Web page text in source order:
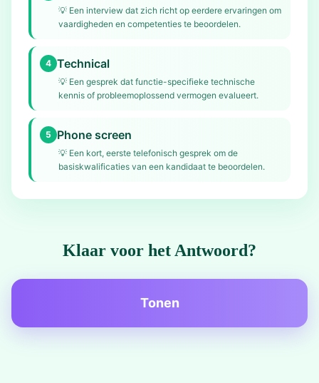
💡 Een interview dat zich richt op eerdere ervaringen om
vaardigheden en competenties te beoordelen.
4 Technical
💡 Een gesprek dat functie-specifieke technische
kennis of probleemoplossend vermogen evalueert.
5 Phone screen
💡 Een kort, eerste telefonisch gesprek om de
basiskwalificaties van een kandidaat te beoordelen.
Klaar voor het Antwoord?
Tonen